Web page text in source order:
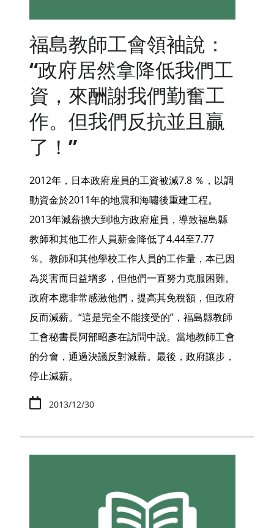
福島教師工會領袖說：
“政府居然拿降低我們工
資，來酬謝我們勤奮工
作。但我們反抗並且贏
了！”
2012年，日本政府雇員的工資被減7.8 ％，以調
動資金於2011年的地震和海嘯後重建工程。
2013年減薪擴大到地方政府雇員，導致福島縣
教師和其他工作人員薪金降低了4.44至7.77
％。教師和其他學校工作人員的工作量，本已因
為災害而日益增多，但他們一直努力克服困難。
政府本應非常感激他們，提高其免稅額，但政府
反而減薪。“這是完全不能接受的”，福島縣教師
工會秘書長阿部昭彥在訪問中說。當地教師工會
的分會，通過決議反對減薪。最後，政府讓步，
停止減薪。
2013/12/30